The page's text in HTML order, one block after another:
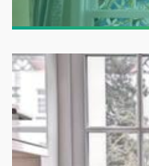
Защищают помещение
любого стиля декора.